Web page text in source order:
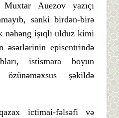
Auezov yazıçı
sanki birdən-birə
nəhəng işıqlı ulduz kimi
əsərlərinin episentrində
istismara boyun
şəkildə
ictimai-fəlsəfi və